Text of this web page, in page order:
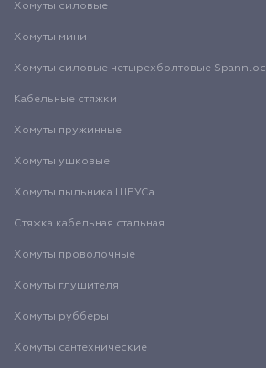
Хомуты силовые
Хомуты мини
Хомуты силовые четырехболтовые Spannloc
Кабельные стяжки
Хомуты пружинные
Хомуты ушковые
Хомуты пыльника ШРУСа
Стяжка кабельная стальная
Хомуты проволочные
Хомуты глушителя
Хомуты рубберы
Хомуты сантехнические